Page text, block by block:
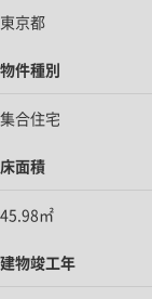
東京都
物件種別
集合住宅
床面積
45.98㎡
建物竣工年